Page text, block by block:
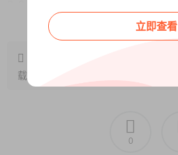
2-10.Coze搭建电商售后客服.mp4
L3 智能体商业级项目实战
小节共7个
3-2.Coze虚拟商品自动发货.mp4
阅读全文
载请注明出处~~~
0
立即查看